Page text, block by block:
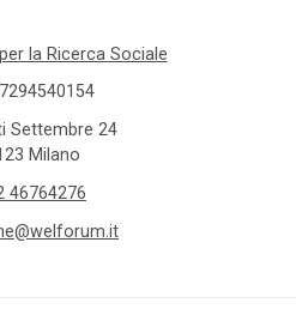
la Ricerca Sociale
Settembre 24
Milano
46764276